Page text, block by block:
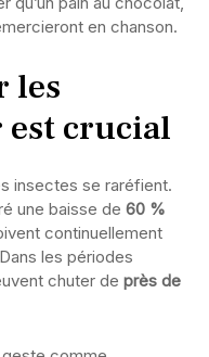
en chanson.
les
est crucial
insectes se raréfient.
une baisse de 60 %
continuellement
les périodes
chuter de près de